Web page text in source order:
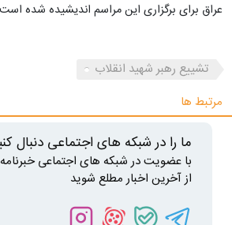
عراق برای برگزاری این مراسم اندیشیده شده
تشییع رهبر شهید انقلاب
مرتبط ها
ما را در شبکه های اجتماعی دنبال
با عضویت در شبکه های اجتماعی
از آخرین اخبار مطلع شوید